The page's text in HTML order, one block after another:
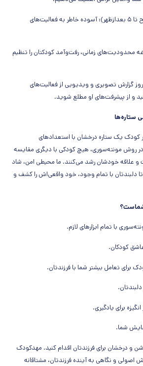
ساعات کاری منعطف (۷ صبح تا ۵ بعدازظهر): آسوده خاطر به فعالیت‌های
محدودیت‌های زمانی، رفت‌وآمد کودکتان را تنظیم
گزارش تصویری و ویدیویی از فعالیت‌های
و از پیشرفت‌های او مطلع شوید.
کودک یک ستاره درخشان با استعدادهای
روش مونته‌سوری، هیچ کودکی با دیگری مقایسه
علاقه خودشان رشد می‌کنند. ما محیطی امن، شاد
تا دلبندتان با تمام وجود، خود واقعی‌اش را کشف و
با تمام ابزارهای لازم.
کودکان.
برای تعامل بیشتر شما با فرزندتان.
برای یادگیری.
شما.
و درخشان برای فرزندتان اقدام کنید. مهدکودک
اصولی و نگاهی به آینده فرزندتان، مشتاقانه